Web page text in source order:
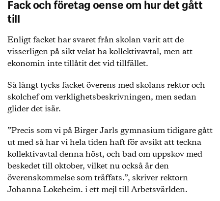
Fack och företag oense om hur det gått
till
Enligt facket har svaret från skolan varit att de
visserligen på sikt velat ha kollektivavtal, men att
ekonomin inte tillåtit det vid tillfället.
Så långt tycks facket överens med skolans rektor och
skolchef om verklighetsbeskrivningen, men sedan
glider det isär.
”Precis som vi på Birger Jarls gymnasium tidigare gått
ut med så har vi hela tiden haft för avsikt att teckna
kollektivavtal denna höst, och bad om uppskov med
beskedet till oktober, vilket nu också är den
överenskommelse som träffats.”, skriver rektorn
Johanna Lokeheim. i ett mejl till Arbetsvärlden.